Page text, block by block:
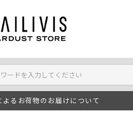
るお荷物のお届けについて